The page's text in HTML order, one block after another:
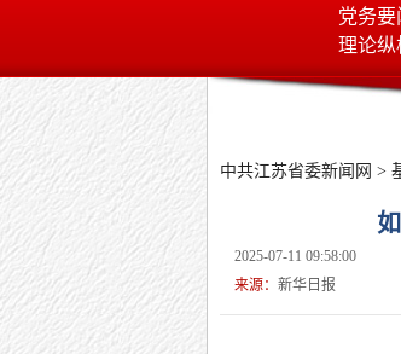
党务要
理论纵
中共江苏省委新闻网 >
2025-07-11 09:58:00
来源： 新华日报